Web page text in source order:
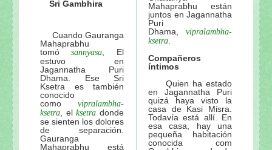
2. Las amigas de Srimati Radhika
3. Una oración de súplica pidiendo la misericordia
Las glorias del Radha-nama
Glorificación de Sri Radha
GOPIS
Sobre Lalita devi ó Lalita sakhi - 1ª
Sobre Lalita devi ó Lalita sakhi - 2ª
Sri Vrindavan-dham
Sri Gambhira
Cuando Gauranga
Mahaprabhu
tomó sannyasa , El
estuvo en
Jagannatha Puri
Dhama. Ese Sri
Ksetra es también
conocido
como vipralambha-
ksetra , el ksetra donde
se sienten los dolores
de separación.
Gauranga
Mahaprabhu está
Mahaprabhu están
juntos en Jagannatha
Puri
Dhama, vipralambha-
ksetra
Compañeros
íntimos
Quien ha estado
en Jagannatha Puri
quizá haya visto la
casa de Kasi Misra.
Todavía está allí. En
esa casa, hay una
pequeña habitación
conocida com